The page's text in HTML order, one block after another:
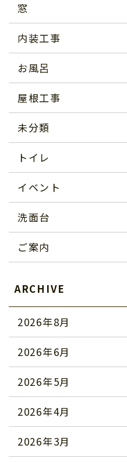
窓
内装工事
お風呂
屋根工事
未分類
トイレ
イベント
洗面台
ご案内
ARCHIVE
2026年8月
2026年6月
2026年5月
2026年4月
2026年3月